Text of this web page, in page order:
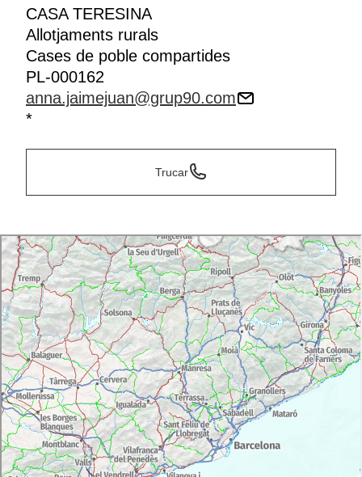
CASA TERESINA
Allotjaments rurals
Cases de poble compartides
PL-000162
anna.jaimejuan@grup90.com
*
Trucar